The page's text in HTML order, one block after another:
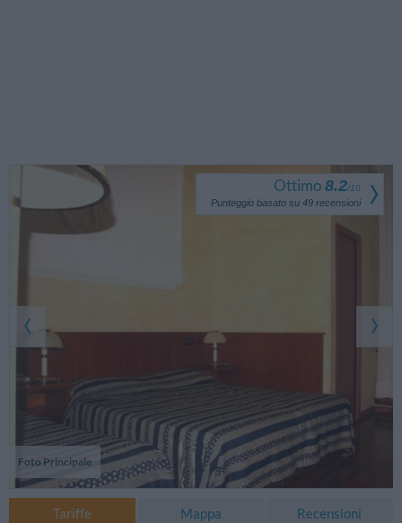
Foto Principale
Ottimo 8.2/10
Punteggio basato su 49 recensioni
Tariffe Mappa Recensioni